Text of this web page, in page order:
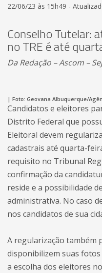
22/06/23 às 15h49 -
Conselho Tutelar:
no TRE é até
Da Redação – Ascom –
| Foto: Geovana Albuquerque/
Candidatos e eleitores
Distrito Federal que
Eleitoral devem
cadastrais até quarta-
requisito no Tribunal
confirmação da
reside e a possibilidade
administrativa. No caso
nos candidatos de sua
A regularização também
disponibilizem suas
a escolha dos eleitores